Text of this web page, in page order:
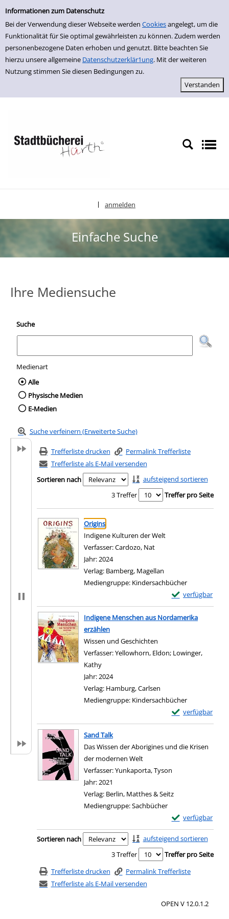
Einfache Suche
Informationen zum Datenschutz
Bei der Verwendung dieser Webseite werden Cookiesangelegt, um die
Funktionalität für Sie optimal gewährleisten zu können. Zudem werden
personenbezogene Daten erhoben und genutzt. Bitte beachten Sie
hierzu unsere allgemeine Datenschutzerklär1ung. Mit der weiteren
Nutzung stimmen Sie diesen Bedingungen zu.
zur Navigation springen
zum Inhalt springen
Zu den Suchfiltern springen
Zur Trefferliste springen
anmelden
Einfache Suche
Ihre Mediensuche
Suche
Medienart
Wählen Sie die Medienart nach der Sie
Alle
Physische Medien
E-Medien
Suche verfeinern (Erweiterte Suche)
Trefferliste drucken
Permalink Trefferliste
Trefferliste als E-Mail versenden
Sortieren nach
aufsteigend sortieren
3 Treffer
Treffer pro Seite
Suchergebnis
Zu den Suchfiltern springen
Origins
Indigene Kulturen der Welt
Verfasser:Cardozo, Nat
Jahr:2024
Verlag: Bamberg, Magellan
Mediengruppe: Kindersachbücher
verfügbar
Exemplar-Details
Zum Download
Indigene Menschen aus Nordamerika
erzählen
Wissen und Geschichten
Verfasser:Yellowhorn, Eldon; Lowinger,
Kathy
Jahr:2024
Verlag: Hamburg, Carlsen
Mediengruppe: Kindersachbücher
verfügbar
Exemplar-
Zum Download
Sand Talk
Das Wissen der Aborigines und die Krisen
der modernen Welt
Verfasser:Yunkaporta, Tyson
Jahr:2021
Verlag: Berlin, Matthes & Seitz
Mediengruppe:Sachbücher
verfügbar
Exemplar-Details
Zum Download
Zu den Suchfiltern springen
Sortieren nach
aufsteigend sortieren
3 Treffer
Treffer pro Seite
Trefferliste drucken
Permalink Trefferliste
Trefferliste als E-Mail versenden
OPEN V 12.0.1.2